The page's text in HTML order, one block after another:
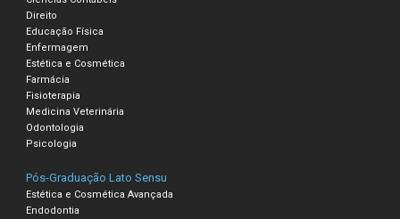
Direito
Educação Física
Enfermagem
Estética e Cosmética
Farmácia
Fisioterapia
Medicina Veterinária
Odontologia
Psicologia
Pós-Graduação Lato Sensu
Estética e Cosmética Avançada
Endodontia